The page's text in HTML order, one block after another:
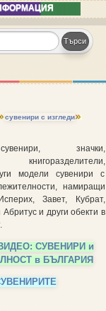
сувенири с изгледи
значки,
книгоразделители,
модели сувенири с
намиращи
Завет, Кубрат,
и други обекти в
СУВЕНИРИ и
в БЪЛГАРИЯ